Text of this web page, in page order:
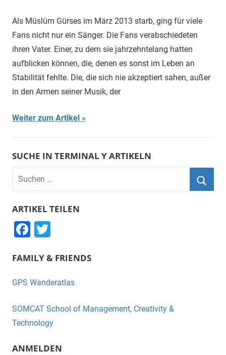
Als Müslüm Gürses im März 2013 starb, ging für viele
Fans nicht nur ein Sänger. Die Fans verabschiedeten
ihren Vater. Einer, zu dem sie jahrzehntelang hatten
aufblicken können, die, denen es sonst im Leben an
Stabilität fehlte. Die, die sich nie akzeptiert sahen, außer
in den Armen seiner Musik, der
Weiter zum Artikel
SUCHE IN TERMINAL Y ARTIKELN
Suchen
nach:
ARTIKEL TEILEN
F
c
e
o
o
k
tt
er
FAMILY & FRIENDS
GPS Wanderatlas
SOMCAT School of Management, Creativity &
Technology
ANMELDEN